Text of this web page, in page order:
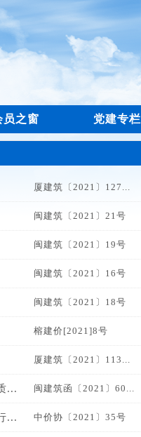
员之窗 党建专栏
厦建筑〔2021〕127...
闽建筑〔2021〕21号
闽建筑〔2021〕19号
闽建筑〔2021〕16号
闽建筑〔2021〕18号
榕建价[2021]8号
厦建筑〔2021〕113...
... 闽建筑函〔2021〕60...
... 中价协〔2021〕35号